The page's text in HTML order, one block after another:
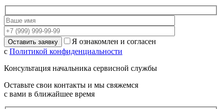
Я ознакомлен и согласен
с Политикой конфиденциальности
Консультация начальника сервисной службы
Оставьте свои контакты и мы свяжемся
с вами в ближайшее время